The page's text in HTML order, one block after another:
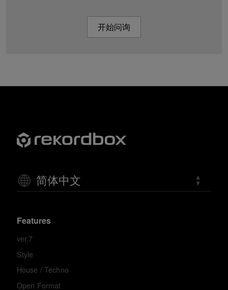
开始问询
简体中文
Features
ver.7
Style
House / Techno
Open Format